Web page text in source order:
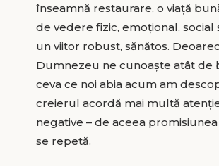
înseamnă restaurare, o viață
de vedere fizic, emoțional, social
un viitor robust, sănătos.
Dumnezeu ne cunoaște atât de
ceva ce noi abia acum am
creierul acordă mai multă
negative – de aceea
se repetă.